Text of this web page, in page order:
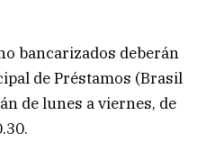
bancarizados deberán
de Préstamos (Brasil
de lunes a viernes, de